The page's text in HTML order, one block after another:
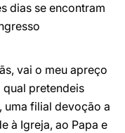
dias se encontram
vai o meu apreço
qual pretendeis
uma filial devoção a
à Igreja, ao Papa e